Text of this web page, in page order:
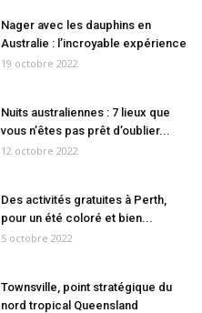
Nager avec les dauphins en
Australie : l’incroyable expérience
19 octobre 2022
Nuits australiennes : 7 lieux que
vous n’êtes pas prêt d’oublier...
12 octobre 2022
Des activités gratuites à Perth,
pour un été coloré et bien...
5 octobre 2022
Townsville, point stratégique du
nord tropical Queensland